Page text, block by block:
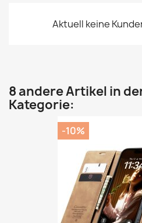
Aktuell keine
8 andere Artikel in
Kategorie:
-10%